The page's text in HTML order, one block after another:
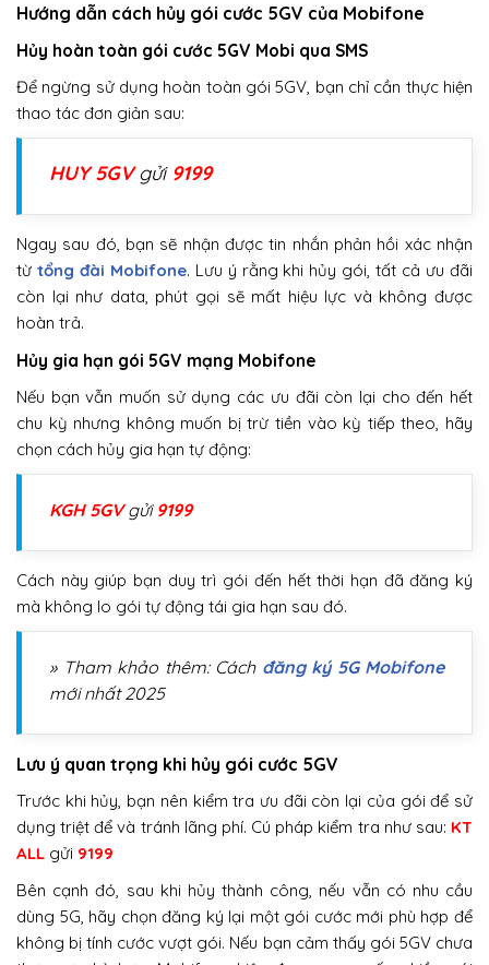
Hướng dẫn cách hủy gói cước 5GV của Mobifone
Hủy hoàn toàn gói cước 5GV Mobi qua SMS
Để ngừng sử dụng hoàn toàn gói 5GV, bạn chỉ cần thực hiện
thao tác đơn giản sau:
HUY 5GVgửi 9199
Ngay sau đó, bạn sẽ nhận được tin nhắn phản hồi xác nhận
từ tổng đài Mobifone. Lưu ý rằng khi hủy gói, tất cả ưu đãi
còn lại như data, phút gọi sẽ mất hiệu lực và không được
hoàn trả.
Hủy gia hạn gói 5GV mạng Mobifone
Nếu bạn vẫn muốn sử dụng các ưu đãi còn lại cho đến hết
chu kỳ nhưng không muốn bị trừ tiền vào kỳ tiếp theo, hãy
chọn cách hủy gia hạn tự động:
KGH 5GVgửi 9199
Cách này giúp bạn duy trì gói đến hết thời hạn đã đăng ký
mà không lo gói tự động tái gia hạn sau đó.
» Tham khảo thêm: Cách đăng ký 5G Mobifone
mới nhất 2025
Lưu ý quan trọng khi hủy gói cước 5GV
Trước khi hủy, bạn nên kiểm tra ưu đãi còn lại của gói để sử
dụng triệt để và tránh lãng phí. Cú pháp kiểm tra như sau: KT
ALL gửi 9199
Bên cạnh đó, sau khi hủy thành công, nếu vẫn có nhu cầu
dùng 5G, hãy chọn đăng ký lại một gói cước mới phù hợp để
không bị tính cước vượt gói. Nếu bạn cảm thấy gói 5GV chưa